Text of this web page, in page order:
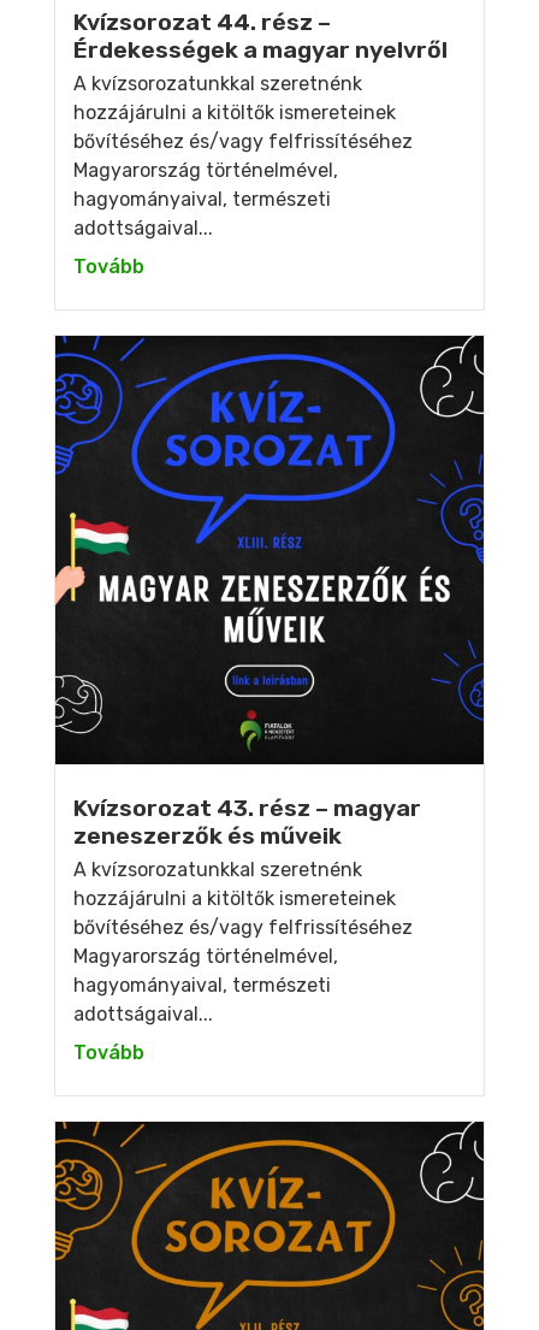
Kvízsorozat 44. rész –
Érdekességek a magyar nyelvről
A kvízsorozatunkkal szeretnénk
hozzájárulni a kitöltők ismereteinek
bővítéséhez és/vagy felfrissítéséhez
Magyarország történelmével,
hagyományaival, természeti
adottságaival...
Tovább
Kvízsorozat 43. rész – magyar
zeneszerzők és műveik
A kvízsorozatunkkal szeretnénk
hozzájárulni a kitöltők ismereteinek
bővítéséhez és/vagy felfrissítéséhez
Magyarország történelmével,
hagyományaival, természeti
adottságaival...
Tovább